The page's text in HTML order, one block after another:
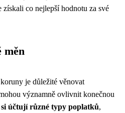
získali co nejlepší hodnotu za své
měn
je důležité věnovat
významně ovlivnit konečnou
účtují různé typy poplatků,